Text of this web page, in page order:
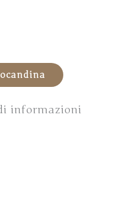
informazioni